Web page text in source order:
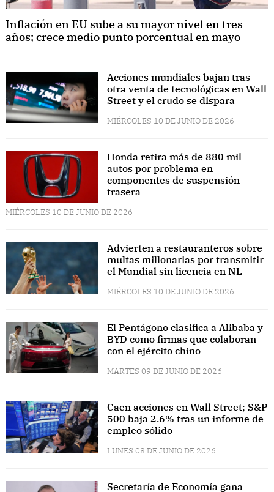
Inflación en EU sube a su mayor nivel en tres
años; crece medio punto porcentual en mayo
Acciones mundiales bajan tras
otra venta de tecnológicas en Wall
Street y el crudo se dispara
MIÉRCOLES 10 DE JUNIO DE 2026
Honda retira más de 880 mil
autos por problema en
componentes de suspensión
trasera
MIÉRCOLES 10 DE JUNIO DE 2026
Advierten a restauranteros sobre
multas millonarias por transmitir
el Mundial sin licencia en NL
MIÉRCOLES 10 DE JUNIO DE 2026
El Pentágono clasifica a Alibaba y
BYD como firmas que colaboran
con el ejército chino
MARTES 09 DE JUNIO DE 2026
Caen acciones en Wall Street; S&P
500 baja 2.6% tras un informe de
empleo sólido
LUNES 08 DE JUNIO DE 2026
Secretaría de Economía gana